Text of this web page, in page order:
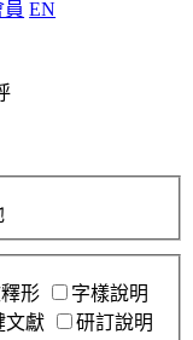
EN
形
字樣說明
文獻
研訂說明